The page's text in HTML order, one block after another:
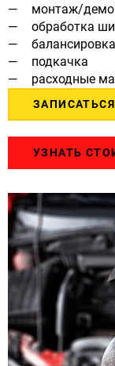
монтаж/
обработка
подкачка
расходные
УЗНАТЬ